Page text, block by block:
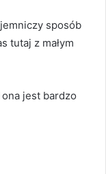
sposób
tutaj z małym
ona jest bardzo